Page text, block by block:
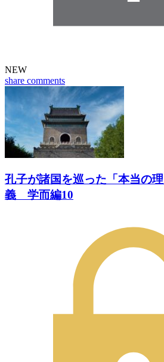
NEW
share comments
孔子が諸国を巡った「本当の
義 学而編10